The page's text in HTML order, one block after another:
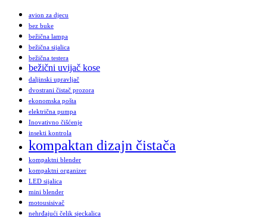
avion za djecu
bez buke
bežična lampa
bežična sijalica
bežična testera
bežični uvijač kose
daljinski upravljač
dvostrani čistač prozora
ekonomska pošta
električna pumpa
Inovativno čišćenje
insekti kontrola
kompaktan dizajn čistača
kompaktni blender
kompaktni organizer
LED sijalica
mini blender
motousisivač
nehrđajući čelik sjeckalica